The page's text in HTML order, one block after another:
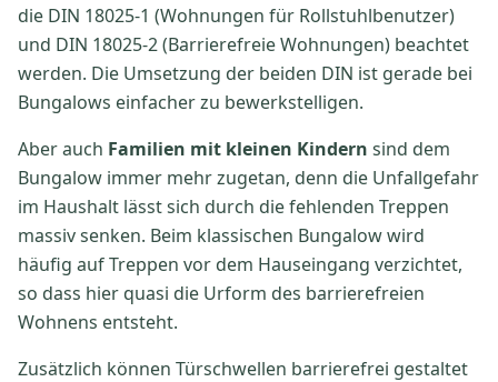
die DIN 18025-1 (Wohnungen für Rollstuhlbenutzer)
und DIN 18025-2 (Barrierefreie Wohnungen) beachtet
werden. Die Umsetzung der beiden DIN ist gerade bei
Bungalows einfacher zu bewerkstelligen.
Aber auch Familien mit kleinen Kindern sind dem
Bungalow immer mehr zugetan, denn die Unfallgefahr
im Haushalt lässt sich durch die fehlenden Treppen
massiv senken. Beim klassischen Bungalow wird
häufig auf Treppen vor dem Hauseingang verzichtet,
so dass hier quasi die Urform des barrierefreien
Wohnens entsteht.
Zusätzlich können Türschwellen barrierefrei gestaltet